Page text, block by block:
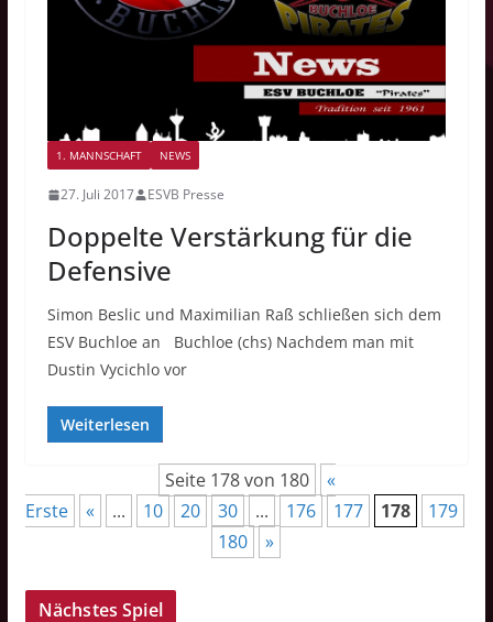
1. MANNSCHAFT NEWS
27. Juli 2017 ESVB Presse
Doppelte Verstärkung für die
Defensive
Simon Beslic und Maximilian Raß schließen sich dem
ESV Buchloe an Buchloe (chs) Nachdem man mit
Dustin Vycichlo vor
Weiterlesen
Seite 178 von 180
«
Erste
« ... 10 20 30 ... 176 177 178
179
180
»
Nächstes Spiel